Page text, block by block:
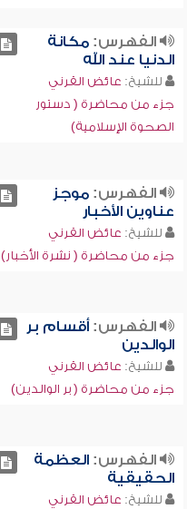
الفهرس:مكانة
الدنيا عند الله
للشيخ: عائض القرني
جزء من محاضرة ( دستور
الصحوة الإسلامية)
الفهرس:موجز
عناوين الأخبار
للشيخ: عائض القرني
جزء من محاضرة ( نشرة الأخبار)
الفهرس:أقسام بر
الوالدين
للشيخ: عائض القرني
جزء من محاضرة ( بر الوالدين)
الفهرس:العظمة
الحقيقية
للشيخ: عائض القرني